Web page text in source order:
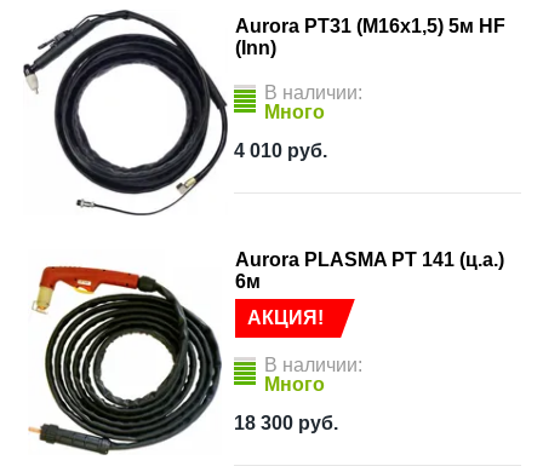
Aurora PT31 (М16х1,5) 5м HF
(Inn)
В наличии:
Много
4 010 руб.
АКЦИЯ!
Aurora PLASMA PT 141 (ц.а.)
6м
В наличии:
Много
18 300 руб.